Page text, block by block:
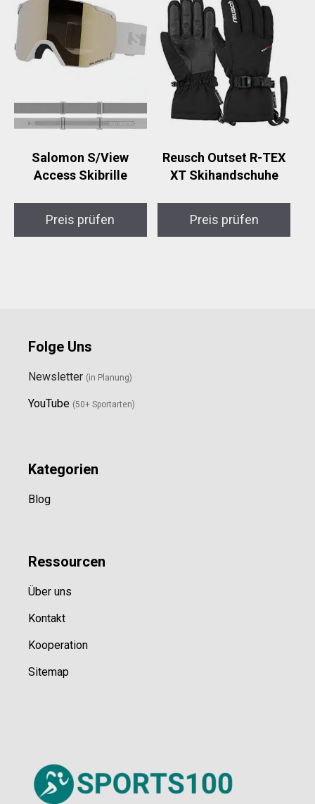
Salomon S/View
Access Skibrille
Preis prüfen
Reusch Outset R-TEX
XT Skihandschuhe
Preis prüfen
Folge Uns
Newsletter (in Planung)
YouTube (50+ Sportarten)
Kategorien
Blog
Ressourcen
Über uns
Kontakt
Kooperation
Sitemap